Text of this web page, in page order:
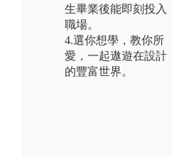
生畢業後能即刻投入
職場。
4.選你想學，教你所
愛，一起遨遊在設計
的豐富世界。